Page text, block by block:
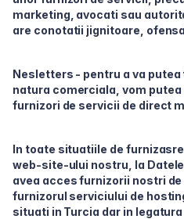
marketing, avocati sau
are conotatii jignitoare,
Nesletters - pentru a va
natura comerciala, vom
furnizori de servicii de direct
In toate situatiile de
web-site-ului nostru, la
avea acces furnizorii nostri
furnizorul serviciului de
situati in Turcia dar in